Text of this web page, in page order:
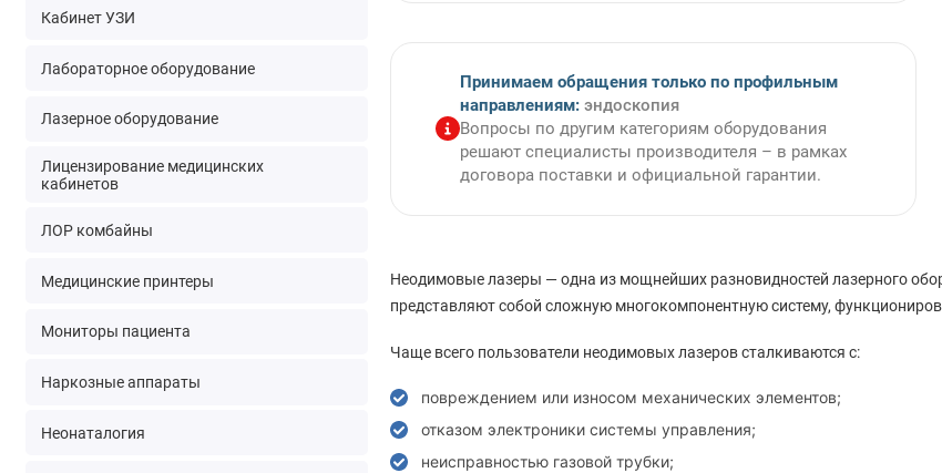
Кабинет УЗИ
Лабораторное оборудование
Лазерное оборудование
Лицензирование медицинских
кабинетов
ЛОР комбайны
Медицинские принтеры
Мониторы пациента
Наркозные аппараты
Неонаталогия
Принимаем обращения только по профильным
направлениям:эндоскопия
Вопросы по другим категориям оборудования
решают специалисты производителя – в рамках
договора поставки и официальной гарантии.
Неодимовые лазеры — одна из мощнейших разновидностей лазерного
представляют собой сложную многокомпонентную систему,
Чаще всего пользователи неодимовых лазеров сталкиваются с:
повреждением или износом механических элементов;
отказом электроники системы управления;
неисправностью газовой трубки;